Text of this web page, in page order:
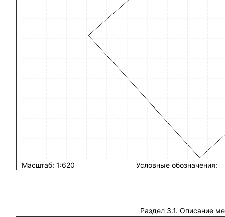
Масштаб: 1:620 Условные обозначения:
Раздел 3.1. Описание